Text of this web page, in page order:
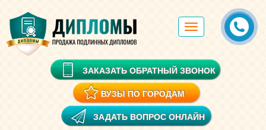
Toggle
navigation
ЗАКАЗАТЬ ОБРАТНЫЙ ЗВОНОК
ВУЗЫ ПО ГОРОДАМ
ЗАДАТЬ ВОПРОС ОНЛАЙН